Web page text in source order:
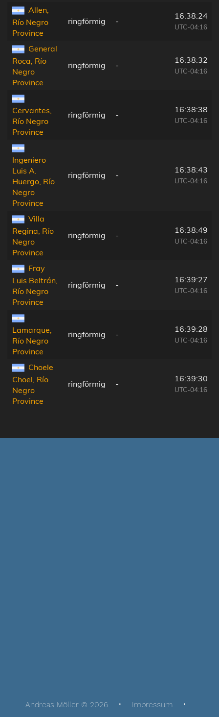
Allen,
Río Negro
Province
ringförmig -
16:38:24
UTC-04:16
General
Roca, Río
Negro
Province
ringförmig -
16:38:32
UTC-04:16
Cervantes,
Río Negro
Province
ringförmig -
16:38:38
UTC-04:16
Ingeniero
Luis A.
Huergo, Río
Negro
Province
ringförmig -
16:38:43
UTC-04:16
Villa
Regina, Río
Negro
Province
ringförmig -
16:38:49
UTC-04:16
Fray
Luis Beltrán,
Río Negro
Province
ringförmig -
16:39:27
UTC-04:16
Lamarque,
Río Negro
Province
ringförmig -
16:39:28
UTC-04:16
Choele
Choel, Río
Negro
Province
ringförmig -
16:39:30
UTC-04:16
Andreas Möller © 2026 Impressum